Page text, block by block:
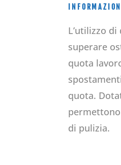
INFORMAZIONI
L’utilizzo
superare
quota
quota.
di pulizia.